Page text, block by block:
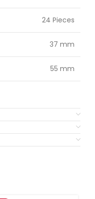
24 Pieces
37 mm
55 mm